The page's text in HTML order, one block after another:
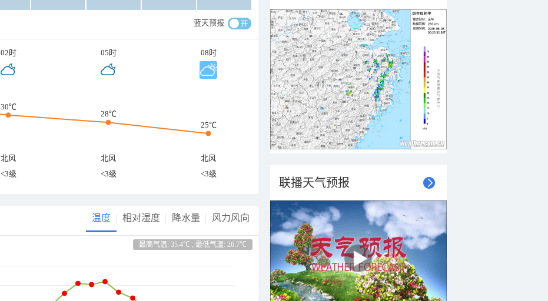
蓝天预报
02时 05时 08时
30℃
28℃
25℃
北风 北风
北风
<3级 <3级 <3级
温度 相对湿度 降水量 风力风向
最高气温: 35.4℃ , 最低气温: 26.7℃
联播天气预报